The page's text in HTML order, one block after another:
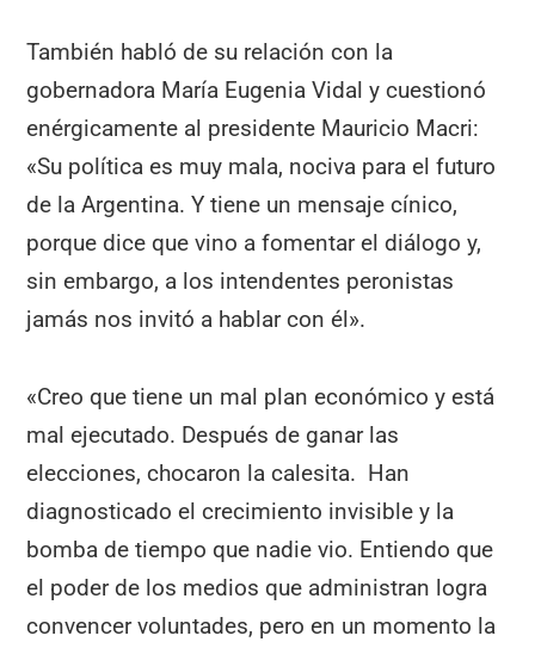
También habló de su relación con la
gobernadora María Eugenia Vidal y cuestionó
enérgicamente al presidente Mauricio Macri:
«Su política es muy mala, nociva para el futuro
de la Argentina. Y tiene un mensaje cínico,
porque dice que vino a fomentar el diálogo y,
sin embargo, a los intendentes peronistas
jamás nos invitó a hablar con él».
«Creo que tiene un mal plan económico y está
mal ejecutado. Después de ganar las
elecciones, chocaron la calesita. Han
diagnosticado el crecimiento invisible y la
bomba de tiempo que nadie vio. Entiendo que
el poder de los medios que administran logra
convencer voluntades, pero en un momento la